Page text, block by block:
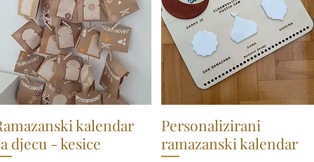
Quick Viewkalendar
djecu - kesice
Quick View
Personalizirani
ramazanski kalendar